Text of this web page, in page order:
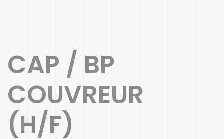
CAP / BP
COUVREUR
(H/F)